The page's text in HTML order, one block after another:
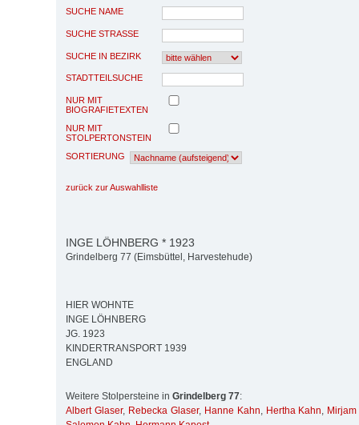
SUCHE NAME
SUCHE STRASSE
SUCHE IN BEZIRK
STADTTEILSUCHE
NUR MIT
BIOGRAFIETEXTEN
NUR MIT
STOLPERTONSTEIN
SORTIERUNG
zurück zur Auswahlliste
INGE LÖHNBERG * 1923
Grindelberg 77 (Eimsbüttel, Harvestehude)
HIER WOHNTE
INGE LÖHNBERG
JG. 1923
KINDERTRANSPORT 1939
ENGLAND
Weitere Stolpersteine in Grindelberg 77:
Albert Glaser, Rebecka Glaser, Hanne Kahn, Hertha Kahn,